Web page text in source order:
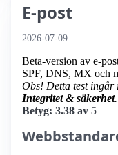
E-post
2026-07-09
Beta-version av e-
SPF, DNS, MX och
Obs! Detta test ingår
Integritet & säkerhet.
Betyg: 3.38 av 5